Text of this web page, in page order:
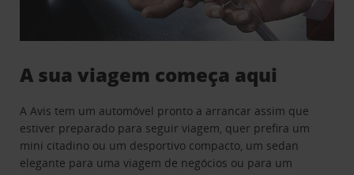
A sua viagem começa aqui
A Avis tem um automóvel pronto a arrancar assim que
estiver preparado para seguir viagem, quer prefira um
mini citadino ou um desportivo compacto, um sedan
elegante para uma viagem de negócios ou para um